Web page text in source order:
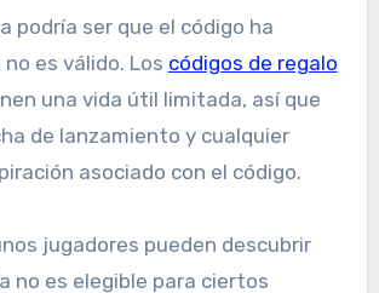
podría ser que el código ha
es válido. Los códigos de regalo
una vida útil limitada, así que
de lanzamiento y cualquier
asociado con el código.
jugadores pueden descubrir
no es elegible para ciertos